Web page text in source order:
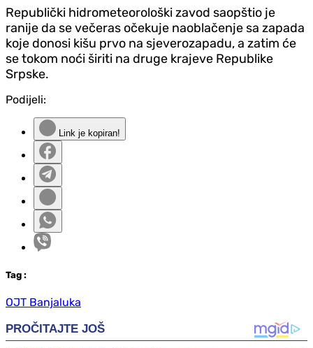
Republički hidrometeorološki zavod saopštio je
ranije da se večeras očekuje naoblačenje sa zapada
koje donosi kišu prvo na sjeverozapadu, a zatim će
se tokom noći širiti na druge krajeve Republike
Srpske.
Podijeli:
Link je kopiran!
Tag :
OJT Banjaluka